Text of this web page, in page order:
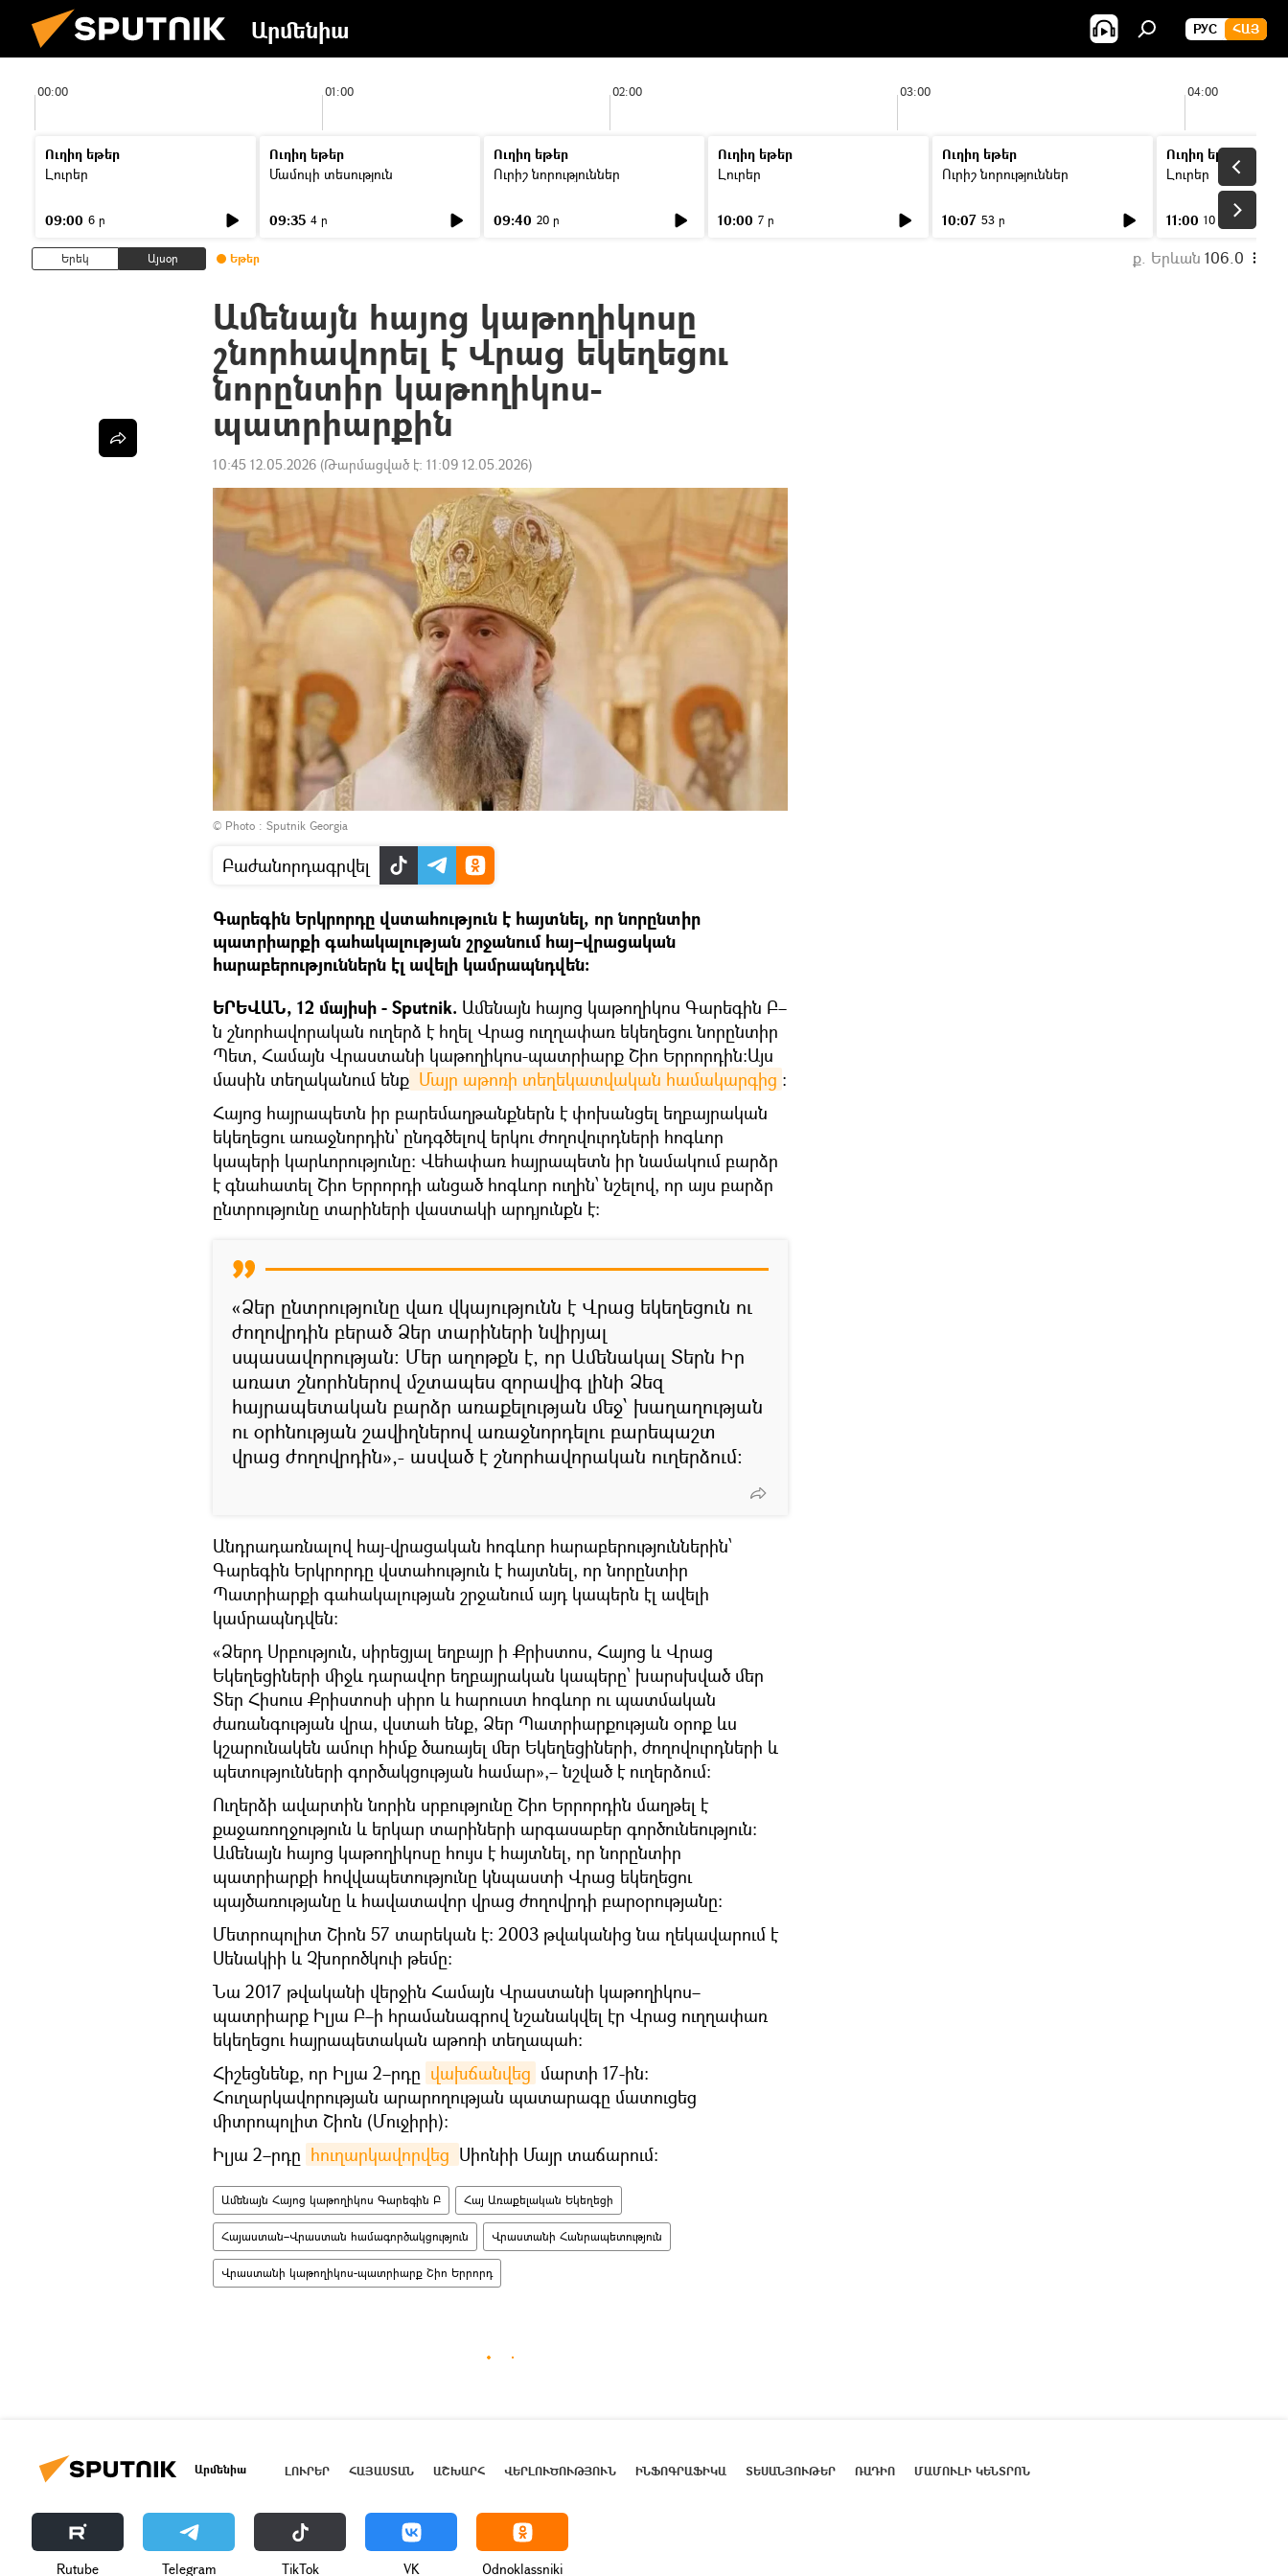
Արմենիա РУС ՀԱՅ
00:00 01:00 02:00 03:00 04:00
Ուղիղ եթեր
Լուրեր
09:00 6 ր
Ուղիղ եթեր
Մամուլի տեսություն
09:35 4 ր
Ուղիղ եթեր
Ուրիշ նորություններ
09:40 20 ր
Ուղիղ եթեր
Լուրեր
10:00 7 ր
Ուղիղ եթեր
Ուրիշ նորություններ
10:07 53 ր
Ուղիղ եթեր
Լուրեր
11:00 10 ր
Երեկ Այսօր Եթեր ք. Երևան 106.0
Ամենայն հայոց կաթողիկոսը
շնորհավորել է Վրաց եկեղեցու
նորընտիր կաթողիկոս-
պատրիարքին
10:45 12.05.2026 (Թարմացված է: 11:09 12.05.2026)
© Photo : Sputnik Georgia
Բաժանորդագրվել
Գարեգին Երկրորդը վստահություն է հայտնել, որ նորընտիր
պատրիարքի գահակալության շրջանում հայ–վրացական
հարաբերություններն էլ ավելի կամրապնդվեն։
ԵՐԵՎԱՆ, 12 մայիսի - Sputnik. Ամենայն հայոց կաթողիկոս Գարեգին Բ–
ն շնորհավորական ուղերձ է հղել Վրաց ուղղափառ եկեղեցու նորընտիր
Պետ, Համայն Վրաստանի կաթողիկոս-պատրիարք Շիո Երրորդին:Այս
մասին տեղականում ենք Մայր աթոռի տեղեկատվական համակարգից ։
Հայոց հայրապետն իր բարեմաղթանքներն է փոխանցել եղբայրական
եկեղեցու առաջնորդին՝ ընդգծելով երկու ժողովուրդների հոգևոր
կապերի կարևորությունը։ Վեհափառ հայրապետն իր նամակում բարձր
է գնահատել Շիո Երրորդի անցած հոգևոր ուղին՝ նշելով, որ այս բարձր
ընտրությունը տարիների վաստակի արդյունքն է։
«Ձեր ընտրությունը վառ վկայությունն է Վրաց եկեղեցուն ու
ժողովրդին բերած Ձեր տարիների նվիրյալ
սպասավորության։ Մեր աղոթքն է, որ Ամենակալ Տերն Իր
առատ շնորհներով մշտապես զորավիգ լինի Ձեզ
հայրապետական բարձր առաքելության մեջ՝ խաղաղության
ու օրհնության շավիղներով առաջնորդելու բարեպաշտ
վրաց ժողովրդին»,- ասված է շնորհավորական ուղերձում։
Անդրադառնալով հայ-վրացական հոգևոր հարաբերություններին՝
Գարեգին Երկրորդը վստահություն է հայտնել, որ նորընտիր
Պատրիարքի գահակալության շրջանում այդ կապերն էլ ավելի
կամրապնդվեն։
«Ձերդ Սրբություն, սիրեցյալ եղբայր ի Քրիստոս, Հայոց և Վրաց
Եկեղեցիների միջև դարավոր եղբայրական կապերը՝ խարսխված մեր
Տեր Հիսուս Քրիստոսի սիրո և հարուստ հոգևոր ու պատմական
ժառանգության վրա, վստահ ենք, Ձեր Պատրիարքության օրոք ևս
կշարունակեն ամուր հիմք ծառայել մեր Եկեղեցիների, ժողովուրդների և
պետությունների գործակցության համար»,– նշված է ուղերձում։
Ուղերձի ավարտին նորին սրբությունը Շիո Երրորդին մաղթել է
քաջառողջություն և երկար տարիների արգասաբեր գործունեություն։
Ամենայն հայոց կաթողիկոսը հույս է հայտնել, որ նորընտիր
պատրիարքի հովվապետությունը կնպաստի Վրաց եկեղեցու
պայծառությանը և հավատավոր վրաց ժողովրդի բարօրությանը։
Մետրոպոլիտ Շիոն 57 տարեկան է։ 2003 թվականից նա ղեկավարում է
Սենակիի և Չխորոծկուի թեմը։
Նա 2017 թվականի վերջին Համայն Վրաստանի կաթողիկոս–
պատրիարք Իլյա Բ–ի հրամանագրով նշանակվել էր Վրաց ուղղափառ
եկեղեցու հայրապետական աթոռի տեղապահ:
Հիշեցնենք, որ Իլյա 2–րդը վախճանվեց մարտի 17-ին։
Հուղարկավորության արարողության պատարագը մատուցեց
միտրոպոլիտ Շիոն (Մուջիրի):
Իլյա 2–րդը հուղարկավորվեց Սիոնիի Մայր տաճարում:
Ամենայն Հայոց կաթողիկոս Գարեգին Բ Հայ Առաքելական Եկեղեցի
Հայաստան–Վրաստան համագործակցություն Վրաստանի Հանրապետություն
Վրաստանի կաթողիկոս-պատրիարք Շիո Երրորդ
Արմենիա ԼՈՒՐԵՐ ՀԱՅԱՍՏԱՆ ԱՇԽԱՐՀ ՎԵՐԼՈՒԾՈՒԹՅՈՒՆ ԻՆՖՈԳՐԱՖԻԿԱ ՏԵՍԱՆՅՈՒԹԵՐ ՌԱԴԻՈ ՄԱՄՈՒԼԻ ԿԵՆՏՐՈՆ
Rutube Telegram ТikТоk VK Odnoklassniki